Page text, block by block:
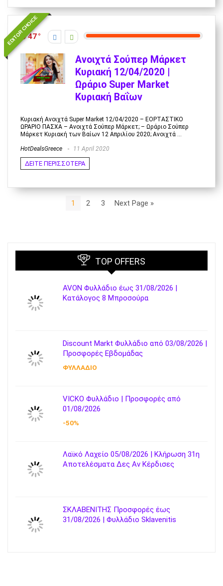
EDITOR CHOICE
47
Ανοιχτά Σούπερ Μάρκετ
Κυριακή 12/04/2020 |
Ωράριο Super Market
Κυριακή Βαΐων
Κυριακή Ανοιχτά Super Market 12/04/2020 – ΕΟΡΤΑΣΤΙΚΟ
ΩΡΑΡΙΟ ΠΑΣΧΑ – Ανοιχτά Σούπερ Μάρκετ; – Ωράριο Σούπερ
Μάρκετ Κυριακή των Βαίων 12 Απριλίου 2020; Ανοιχτά ...
HotDealsGreece 11 April 2020
ΔΕΙΤΕ ΠΕΡΙΣΣΟΤΕΡΑ
1 2 3 Next Page »
TOP OFFERS
AVON Φυλλάδιο έως 31/08/2026 |
Κατάλογος 8 Μπροσούρα
Discount Markt Φυλλάδιο από 03/08/2026 |
Προσφορές Εβδομάδας
ΦΥΛΛΑΔΙΟ
VICKO Φυλλάδιο | Προσφορές από
01/08/2026
-50%
Λαϊκό Λαχείο 05/08/2026 | Κλήρωση 31η
Αποτελέσματα Δες Αν Κέρδισες
ΣΚΛΑΒΕΝΙΤΗΣ Προσφορές έως
31/08/2026 | Φυλλάδιο Sklavenitis